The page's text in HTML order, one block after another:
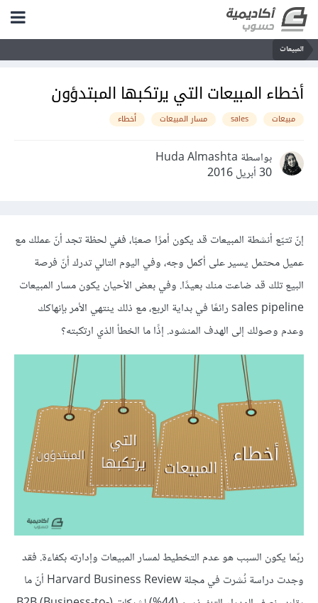
المبيعات
أخطاء المبيعات التي يرتكبها المبتدؤون
مبيعات sales مسار المبيعات أخطاء
بواسطة Huda Almashta
30 أبريل 2016
إنّ تتبّع أنشطة المبيعات قد يكون أمرًا صعبًا، ففي لحظة تجد أنّ عملك مع
عميل محتمل يسير على أكمل وجه، وفي اليوم التالي تدرك أنّ فرصة
البيع تلك قد ضاعت منك بعيدًا. وفي بعض الأحيان يكون مسار المبيعات
sales pipeline رائعًا في بداية الربع، مع ذلك ينتهي الأمر بإنهاكك
وعدم وصولك إلى الهدف المنشود. إذًا ما الخطأ الذي ارتكبته؟
ربّما يكون السبب هو عدم التخطيط لمسار المبيعات وإدارته بكفاءة. فقد
وجدت دراسة نُشرت في مجلة Harvard Business Review أنّ ما